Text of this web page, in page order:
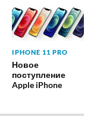
IPHONE 11 PRO
Новое
поступление
Apple iPhone